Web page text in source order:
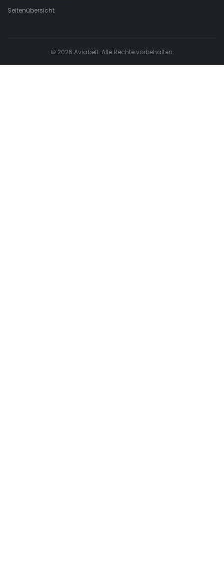
Seitenübersicht
© 2026 Aviabelt. Alle Rechte vorbehalten.